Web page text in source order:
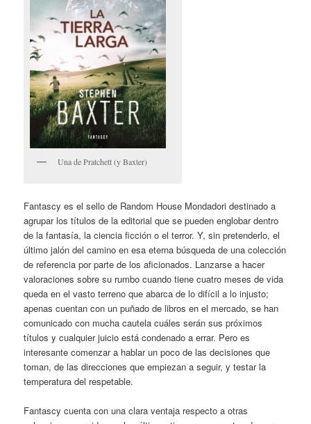
Una de Pratchett (y Baxter)
Fantascy es el sello de Random House Mondadori destinado a
agrupar los títulos de la editorial que se pueden englobar dentro
de la fantasía, la ciencia ficción o el terror. Y, sin pretenderlo, el
último jalón del camino en esa eterna búsqueda de una colección
de referencia por parte de los aficionados. Lanzarse a hacer
valoraciones sobre su rumbo cuando tiene cuatro meses de vida
queda en el vasto terreno que abarca de lo difícil a lo injusto;
apenas cuentan con un puñado de libros en el mercado, se han
comunicado con mucha cautela cuáles serán sus próximos
títulos y cualquier juicio está condenado a errar. Pero es
interesante comenzar a hablar un poco de las decisiones que
toman, de las direcciones que empiezan a seguir, y testar la
temperatura del respetable.
Fantascy cuenta con una clara ventaja respecto a otras